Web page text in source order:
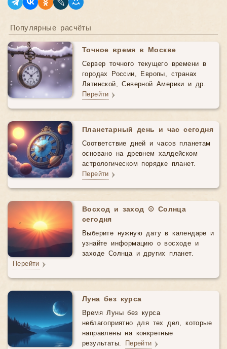
Популярные расчёты
Точное время в Москве
Сервер точного текущего времени в
городах России, Европы, странах
Латинской, Северной Америки и др.
Перейти
Планетарный день и час сегодня
Соответствие дней и часов планетам
основано на древнем халдейском
астрологическом порядке планет.
Перейти
Восход и заход ☉ Солнца
сегодня
Выберите нужную дату в календаре и
узнайте информацию о восходе и
заходе Солнца и других планет.
Перейти
Луна без курса
Время Луны без курса
неблагоприятно для тех дел, которые
направлены на конкретные
результаты. Перейти